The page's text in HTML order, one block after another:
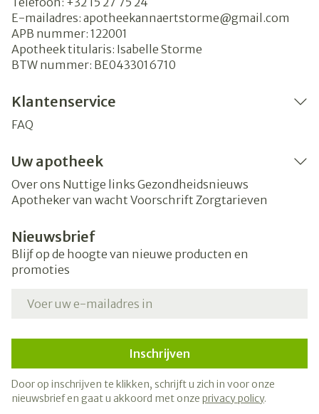
E-mailadres: apotheekannaertstorme@gmail.com
APB nummer: 122001
Apotheek titularis: Isabelle Storme
BTW nummer: BE0433016710
Klantenservice
FAQ
Uw apotheek
Over ons Nuttige links Gezondheidsnieuws
Apotheker van wacht Voorschrift Zorgtarieven
Nieuwsbrief
Blijf op de hoogte van nieuwe producten en
promoties
Inschrijven
Door op inschrijven te klikken, schrijft u zich in voor onze
nieuwsbrief en gaat u akkoord met onze privacy policy.